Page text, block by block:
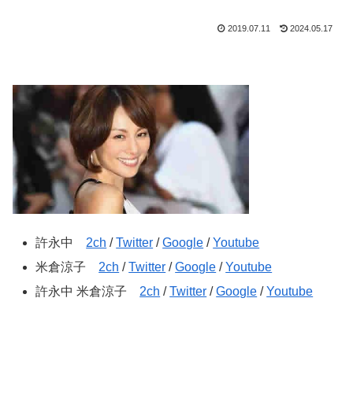
2019.07.11 2024.05.17
許永中 2ch /Twitter /Google /Youtube
米倉涼子 2ch /Twitter /Google /Youtube
許永中 米倉涼子 2ch /Twitter /Google /Youtube